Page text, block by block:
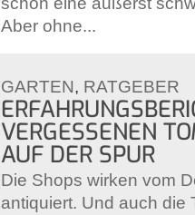
Aber ohne...
GARTEN, RATGEBER
VERGESSENEN
AUF DER SPUR
Die Shops wirken vom
antiquiert. Und auch die